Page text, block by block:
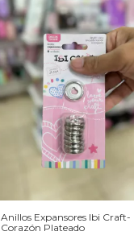
Anillos Expansores Ibi Craft-
Corazón Plateado